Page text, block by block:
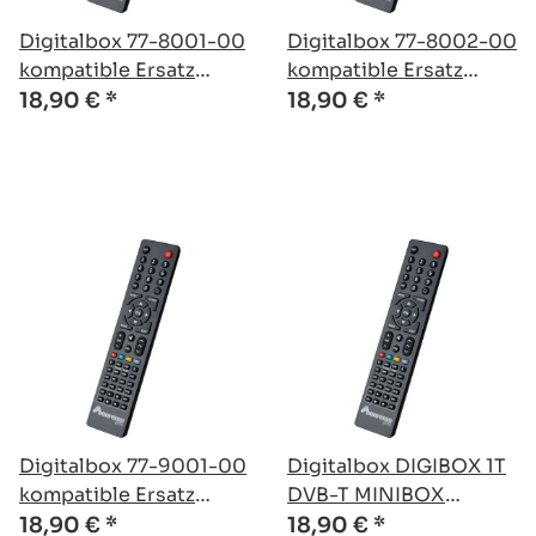
Digitalbox 77-8001-00
kompatible Ersatz
Fernbedienung
18,90 € *
Digitalbox 77-8002-00
kompatible Ersatz
Fernbedienung
18,90 € *
Digitalbox 77-9001-00
kompatible Ersatz
Fernbedienung
18,90 € *
Digitalbox DIGIBOX 1T
DVB-T MINIBOX
kompatible Ersatz
18,90 € *